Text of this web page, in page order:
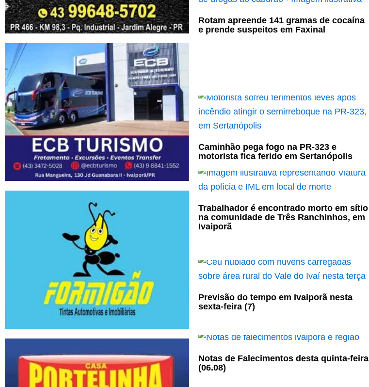
Rotam apreende 141 gramas de cocaína
e prende suspeitos em Faxinal
Caminhão pega fogo na PR-323 e
motorista fica ferido em Sertanópolis
Trabalhador é encontrado morto em sítio
na comunidade de Três Ranchinhos, em
Ivaiporã
Previsão do tempo em Ivaiporã nesta
sexta-feira (7)
Notas de Falecimentos desta quinta-feira
(06.08)